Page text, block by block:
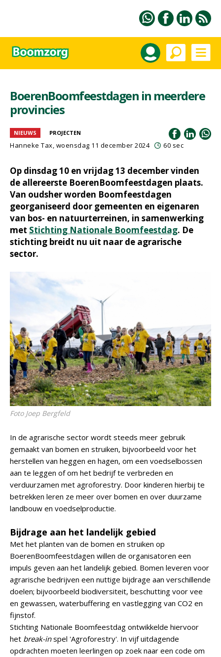
BoerenBoomfeestdagen in meerdere
provincies
NIEUWS PROJECTEN
Hanneke Tax, woensdag 11 december 2024 60 sec
Op dinsdag 10 en vrijdag 13 december vinden
de allereerste BoerenBoomfeestdagen plaats.
Van oudsher worden Boomfeestdagen
georganiseerd door gemeenten en eigenaren
van bos- en natuurterreinen, in samenwerking
met Stichting Nationale Boomfeestdag. De
stichting breidt nu uit naar de agrarische
sector.
Foto Joep Bergfeld
In de agrarische sector wordt steeds meer gebruik
gemaakt van bomen en struiken, bijvoorbeeld voor het
herstellen van heggen en hagen, om een voedselbossen
aan te leggen of om het bedrijf te verbreden en
verduurzamen met agroforestry. Door kinderen hierbij te
betrekken leren ze meer over bomen en over duurzame
landbouw en voedselproductie.
Bijdrage aan het landelijk gebied
Met het planten van de bomen en struiken op
BoerenBoomfeestdagen willen de organisatoren een
impuls geven aan het landelijk gebied. Bomen leveren voor
agrarische bedrijven een nuttige bijdrage aan verschillende
doelen; bijvoorbeeld biodiversiteit, beschutting voor vee
en gewassen, waterbuffering en vastlegging van CO2 en
fijnstof.
Stichting Nationale Boomfeestdag ontwikkelde hiervoor
het break-inspel 'Agroforestry'. In vijf uitdagende
opdrachten moeten leerlingen op zoek naar een code om